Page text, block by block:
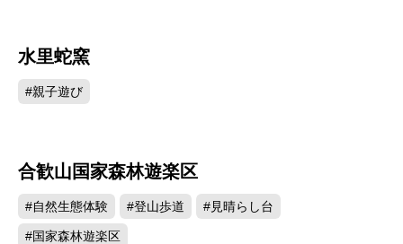
水里蛇窯
#親子遊び
合歓山国家森林遊楽区
#自然生態体験 #登山歩道 #見晴らし台
#国家森林遊楽区